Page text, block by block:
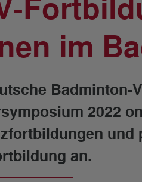
im
Badminton-
2022
und
an.